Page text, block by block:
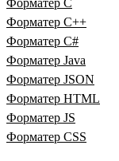
Форматер C
Форматер C++
Форматер C#
Форматер Java
Форматер JSON
Форматер HTML
Форматер JS
Форматер CSS